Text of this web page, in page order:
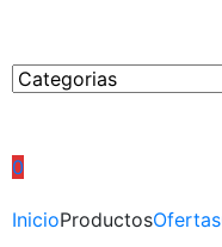
0
InicioProductosOfertas